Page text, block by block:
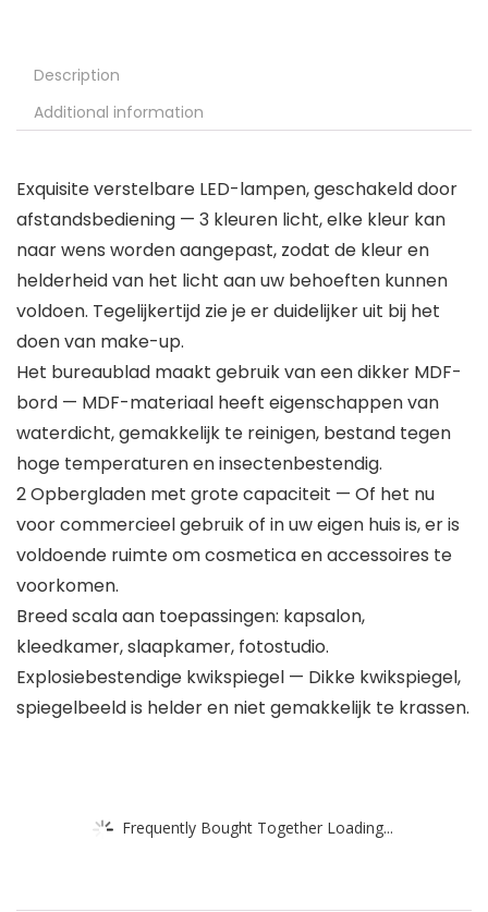
Description
Additional information
Exquisite verstelbare LED-lampen, geschakeld door
afstandsbediening — 3 kleuren licht, elke kleur kan
naar wens worden aangepast, zodat de kleur en
helderheid van het licht aan uw behoeften kunnen
voldoen. Tegelijkertijd zie je er duidelijker uit bij het
doen van make-up.
Het bureaublad maakt gebruik van een dikker MDF-
bord — MDF-materiaal heeft eigenschappen van
waterdicht, gemakkelijk te reinigen, bestand tegen
hoge temperaturen en insectenbestendig.
2 Opbergladen met grote capaciteit — Of het nu
voor commercieel gebruik of in uw eigen huis is, er is
voldoende ruimte om cosmetica en accessoires te
voorkomen.
Breed scala aan toepassingen: kapsalon,
kleedkamer, slaapkamer, fotostudio.
Explosiebestendige kwikspiegel — Dikke kwikspiegel,
spiegelbeeld is helder en niet gemakkelijk te krassen.
Frequently Bought Together Loading...